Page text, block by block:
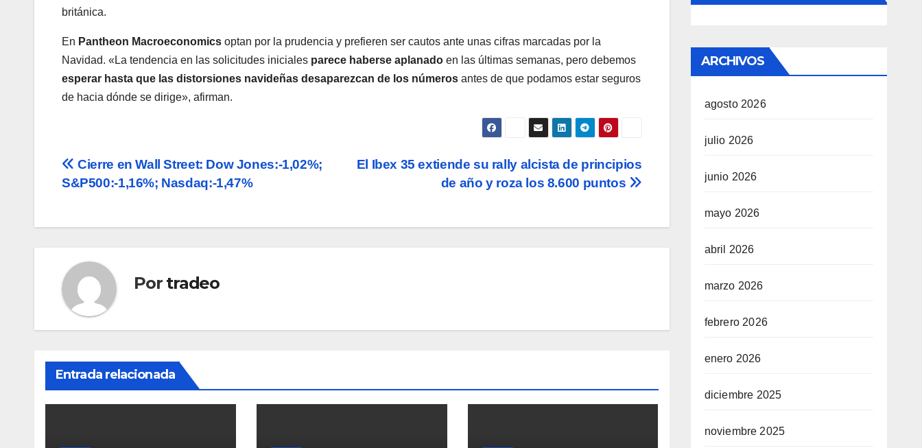
británica.
En Pantheon Macroeconomics optan por la prudencia y prefieren ser cautos ante unas cifras marcadas por la
Navidad. «La tendencia en las solicitudes iniciales parece haberse aplanado en las últimas semanas, pero debemos
esperar hasta que las distorsiones navideñas desaparezcan de los números antes de que podamos estar seguros
de hacia dónde se dirige», afirman.
Navegación
entradas
El Ibex 35 extiende su rally alcista de principios
de año y roza los 8.600 puntos
Cierre en Wall Street: Dow Jones:-1,02%;
S&P500:-1,16%; Nasdaq:-1,47%
Por tradeo
Entrada relacionada
ARCHIVOS
agosto 2026
julio 2026
junio 2026
mayo 2026
abril 2026
marzo 2026
febrero 2026
enero 2026
diciembre 2025
noviembre 2025